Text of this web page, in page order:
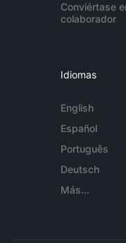
Conviértase
colaborador
Idiomas
English
Español
Português
Deutsch
Más...